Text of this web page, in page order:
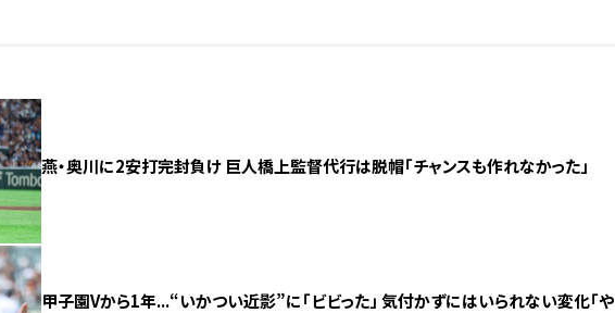
燕・奥川に2安打完封負け 巨人橋上監督代行は脱帽「チャンスも作れなかった」
甲子園Vから1年...“いかつい近影”に「ビビった」 気付かずにはいられない変化「や